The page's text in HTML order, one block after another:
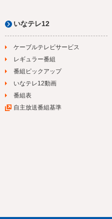
いなテレ12
ケーブルテレビサービス
レギュラー番組
番組ピックアップ
いなテレ12動画
番組表
自主放送番組基準